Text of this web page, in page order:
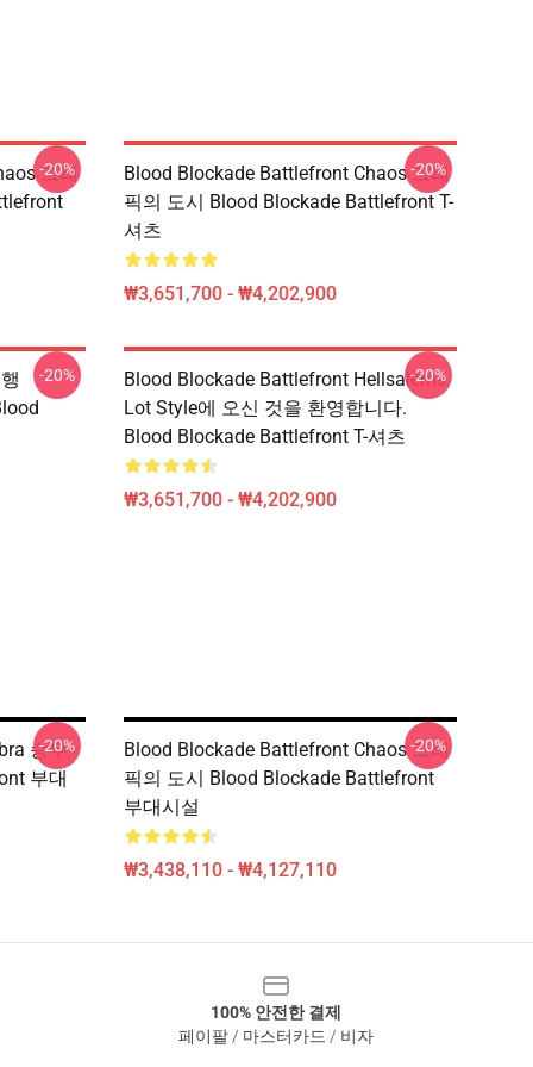
그래
-20%
Blood Blockade Battlefront Chaos 그래
픽의 도시 Blood Blockade Battlefront T-
셔츠
₩3,651,700 - ₩4,202,900
-20%
-20%
Blood Blockade Battlefront Hellsalems
Lot Style에 오신 것을 환영합니다.
Blood Blockade Battlefront T-셔츠
₩3,651,700 - ₩4,202,900
-20%
승무
부대
-20%
Blood Blockade Battlefront Chaos 그래
픽의 도시 Blood Blockade Battlefront
부대시설
₩3,438,110 - ₩4,127,110
-20%
100% 안전한 결제
페이팔 / 마스터카드 / 비자